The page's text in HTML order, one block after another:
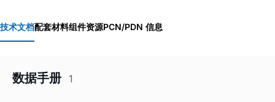
技术文档配套材料组件资源PCN/PDN 信息
数据手册 1